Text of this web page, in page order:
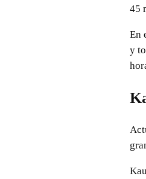
45
En
y